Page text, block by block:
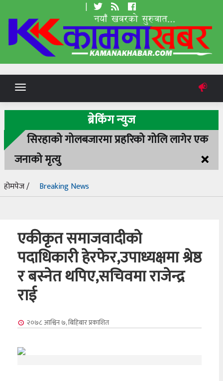
|
Toggle
navigation
ब्रेकिंग न्युज
सिरहाको गोलबजारमा प्रहरिको गोलि लागेर एक
जनाको मृत्यु
×
होमपेज / Breaking News
एकीकृत समाजवादीको
पदाधिकारी हेरफेर,उपाध्यक्षमा श्रेष्ठ
र बस्नेत थपिए,सचिवमा राजेन्द्र
राई
२०७८ आश्विन ७, बिहिबारप्रकाशित